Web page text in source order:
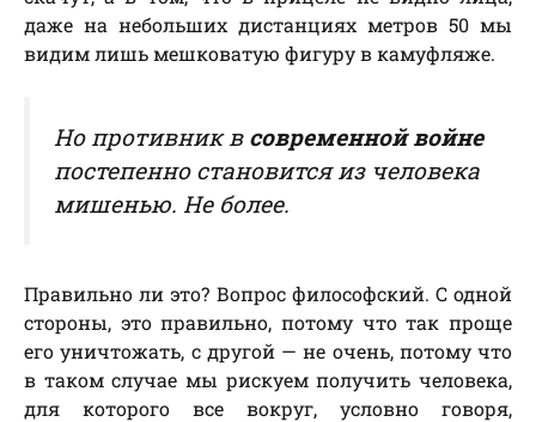
даже на небольших дистанциях метров 50 мы
видим лишь мешковатую фигуру в камуфляже.
Но противник в современной войне
постепенно становится из человека
мишенью. Не более.
Правильно ли это? Вопрос философский. С одной
стороны, это правильно, потому что так проще
его уничтожать, с другой — не очень, потому что
в таком случае мы рискуем получить человека,
для которого все вокруг, условно говоря,